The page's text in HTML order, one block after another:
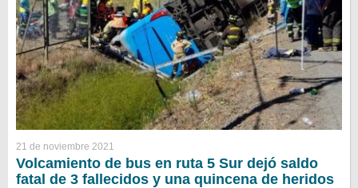
21 de noviembre 2021
Volcamiento de bus en ruta 5 Sur dejó saldo
fatal de 3 fallecidos y una quincena de heridos